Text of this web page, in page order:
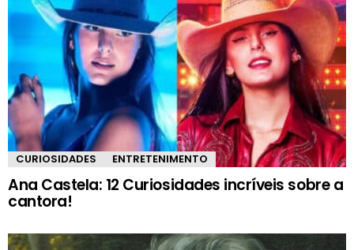
CURIOSIDADES ENTRETENIMENTO
Ana Castela: 12 Curiosidades incríveis sobre a
cantora!